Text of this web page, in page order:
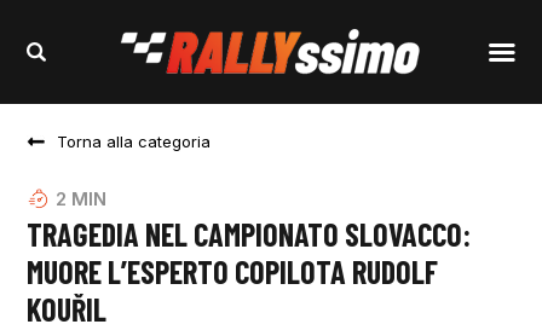
Torna alla categoria
2 MIN
TRAGEDIA NEL CAMPIONATO SLOVACCO:
MUORE L’ESPERTO COPILOTA RUDOLF
KOUŘIL